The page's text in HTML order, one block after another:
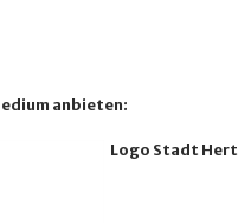
anbieten:
Logo Stadt